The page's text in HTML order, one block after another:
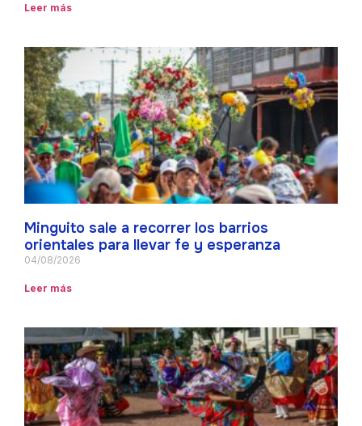
Leer más
Minguito sale a recorrer los barrios
orientales para llevar fe y esperanza
04/08/2026
Leer más